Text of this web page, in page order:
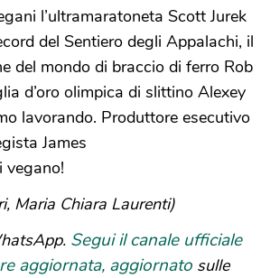
l’ultramaratoneta Scott Jurek
del Sentiero degli Appalachi, il
del mondo di braccio di ferro Rob
d’oro olimpica di slittino Alexey
lavorando. Produttore esecutivo
James
vegano!
Maria Chiara Laurenti)
Segui il canale ufficiale
aggiornata, aggiornato sulle